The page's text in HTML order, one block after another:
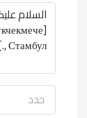
حدد